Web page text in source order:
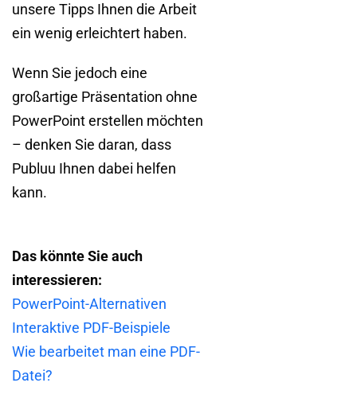
unsere Tipps Ihnen die Arbeit
ein wenig erleichtert haben.
Wenn Sie jedoch eine
großartige Präsentation ohne
PowerPoint erstellen möchten
– denken Sie daran, dass
Publuu Ihnen dabei helfen
kann.
Das könnte Sie auch
interessieren:
PowerPoint-Alternativen
Interaktive PDF-Beispiele
Wie bearbeitet man eine PDF-
Datei?